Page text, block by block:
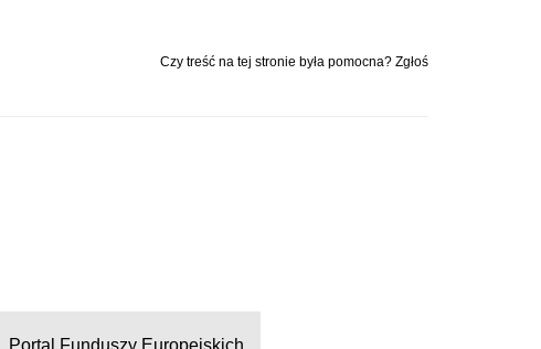
Czy treść na tej stronie była pomocna? Zgłoś
Portal Funduszy Europejskich